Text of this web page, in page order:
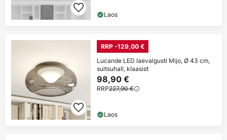
Laos
RRP -129,00 €
Lucande LED laevalgusti Mijo, Ø 43 cm,
suitsuhall, klaasist
98,90 €
RRP227,90 €
Laos